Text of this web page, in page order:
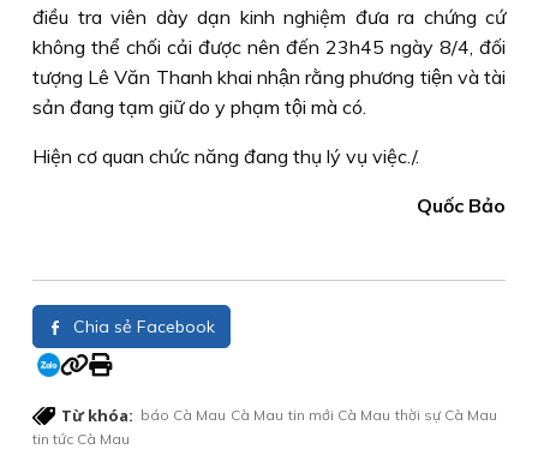
điều tra viên dày dạn kinh nghiệm đưa ra chứng cứ
không thể chối cải được nên đến 23h45 ngày 8/4, đối
tượng Lê Văn Thanh khai nhận rằng phương tiện và tài
sản đang tạm giữ do y phạm tội mà có.
Hiện cơ quan chức năng đang thụ lý vụ việc./.
Quốc Bảo
Chia sẻ Facebook
Từ khóa: báo Cà Mau Cà Mau tin mới Cà Mau thời sự Cà Mau
tin tức Cà Mau